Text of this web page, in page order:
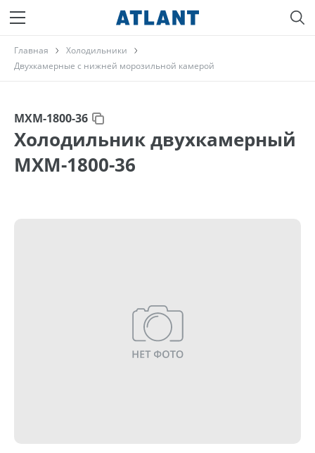
Главная
Холодильники
Двухкамерные с нижней морозильной камерой
МХМ-1800-36
Холодильник двухкамерный
МХМ-1800-36